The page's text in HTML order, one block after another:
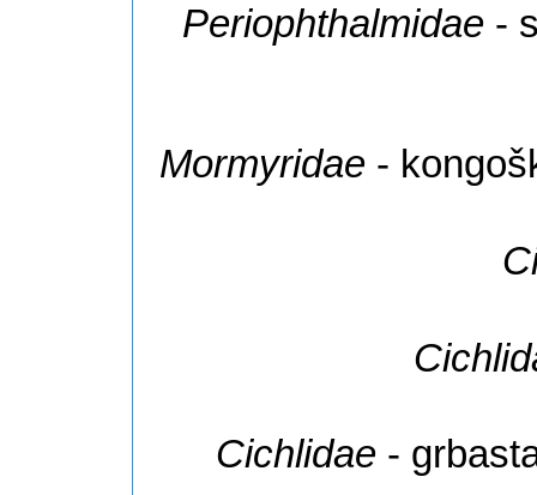
Periophthalmidae-
Mormyridae -
Cichlidae-